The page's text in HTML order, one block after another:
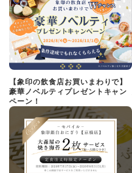
【象印の飲食店お買いまわりで】
豪華ノベルティプレゼントキャン
ペーン！